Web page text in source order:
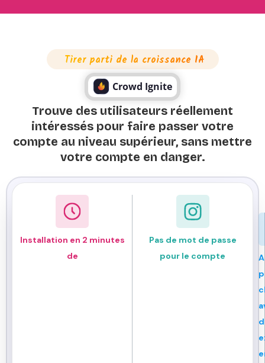
Tirer parti de la croissance IA
Crowd Ignite
Trouve des utilisateurs réellement
intéressés pour faire passer votre
compte au niveau supérieur, sans mettre
votre compte en danger.
Installation en 2 minutes
de
Pas de mot de passe
pour le compte